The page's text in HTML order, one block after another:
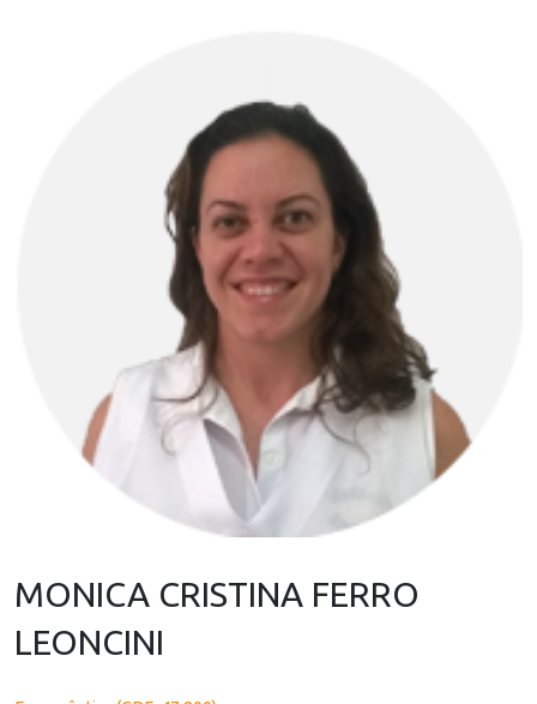
MONICA CRISTINA FERRO
LEONCINI